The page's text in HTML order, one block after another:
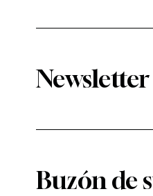
Newsletter
Buzón de